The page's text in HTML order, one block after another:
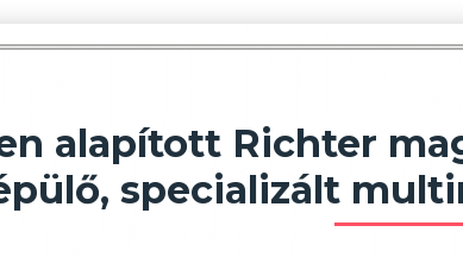
alapított Richter
specializált